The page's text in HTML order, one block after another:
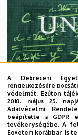
2026. augusztus
Univerzum:
A Debreceni
rendelkezésére
védelmét. Ezúton
2018. május 25.
Adatvédelmi
beépítette a GDPR
tevékenységébe. A
Egyetem korábban is